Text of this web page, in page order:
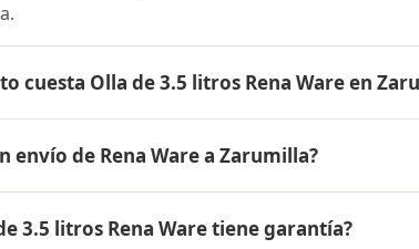
cuesta Olla de 3.5 litros Rena Ware en
el precio actual, promociones disponibles y
envío de Rena Ware a Zarumilla?
3.5 litros Rena Ware tiene garantía?